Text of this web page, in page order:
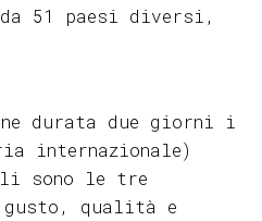
51 paesi diversi,
durata due giorni i
internazionale)
sono le tre
qualità e